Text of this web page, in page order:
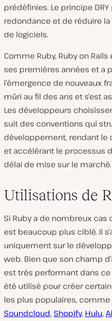
prédéfinies. Le principe
redondance et de réduire
de logiciels.
Comme Ruby, Ruby on
ses premières années et a
l’émergence de nouveaux
mûri au fil des ans et s’est
Les développeurs
suit des conventions qui
développement, rendant le
et accélérant le processus
délai de mise sur le marché.
Utilisations de
Si Ruby a de nombreux cas
est beaucoup plus ciblé. Il
uniquement sur le
web. Bien que son champ
est très performant dans ce
été utilisé pour créer
les plus populaires, comme
Soundcloud, Shopify, Hulu,